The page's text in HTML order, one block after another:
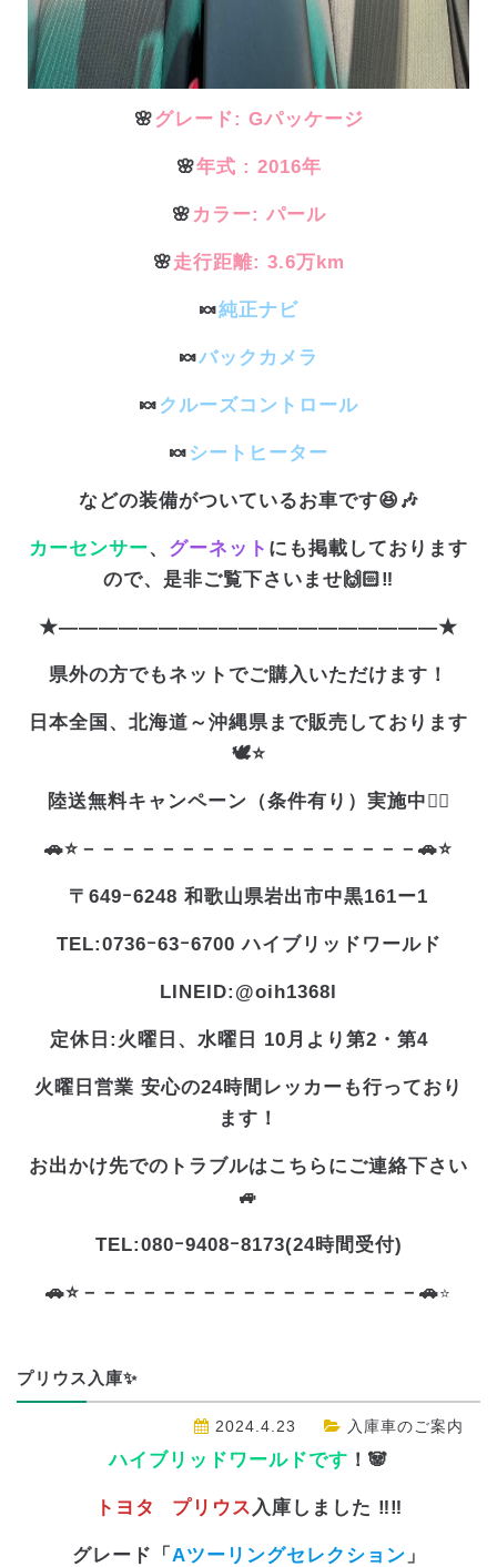
🌸グレード: Gパッケージ
🌸年式 : 2016年
🌸 カラー: パール
🌸走行距離: 3.6万km
🍬純正ナビ
🍬バックカメラ
🍬 クルーズコントロール
🍬 シートヒーター
などの装備がついているお車です😆🎶
カーセンサー、 グーネット にも掲載しております
ので、是非ご覧下さいませ🙌🏻‼️
★———————————————————★
県外の方でもネットでご購入いただけます！
日本全国、北海道～沖縄県まで販売しております
🕊️⭐
陸送無料キャンペーン（条件有り）実施中❤️‍🔥
🚗⭐－－－－－－－－－－－－－－－－－🚗⭐
〒649ｰ6248 和歌山県岩出市中黒161ー1
TEL:0736ｰ63ｰ6700 ハイブリッドワールド
LINEID:@oih1368l
定休日:火曜日、水曜日 10月より第2・第4
火曜日営業 安心の24時間レッカーも行っており
ます！
お出かけ先でのトラブルはこちらにご連絡下さい
🚙
TEL:080ｰ9408ｰ8173(24時間受付)
🚗⭐－－－－－－－－－－－－－－－－－🚗⭐
プリウス入庫✨
2024.4.23 入庫車のご案内
ハイブリッドワールドです ！🐼
トヨタ プリウス 入庫しました ‼️‼️
グレード「 Aツーリングセレクション 」